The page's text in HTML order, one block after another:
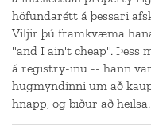
höfundarétt á þessari
Viljir þú framkvæma
"and I ain't cheap". Þess
á registry-inu -- hann
hugmyndinni um að
hnapp, og biður að heilsa.